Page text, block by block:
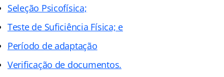
Seleção Psicofísica;
Teste de Suficiência Física; e
Período de adaptação
Verificação de documentos.